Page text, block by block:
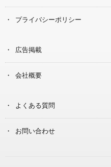
プライバシーポリシー
広告掲載
会社概要
よくある質問
お問い合わせ